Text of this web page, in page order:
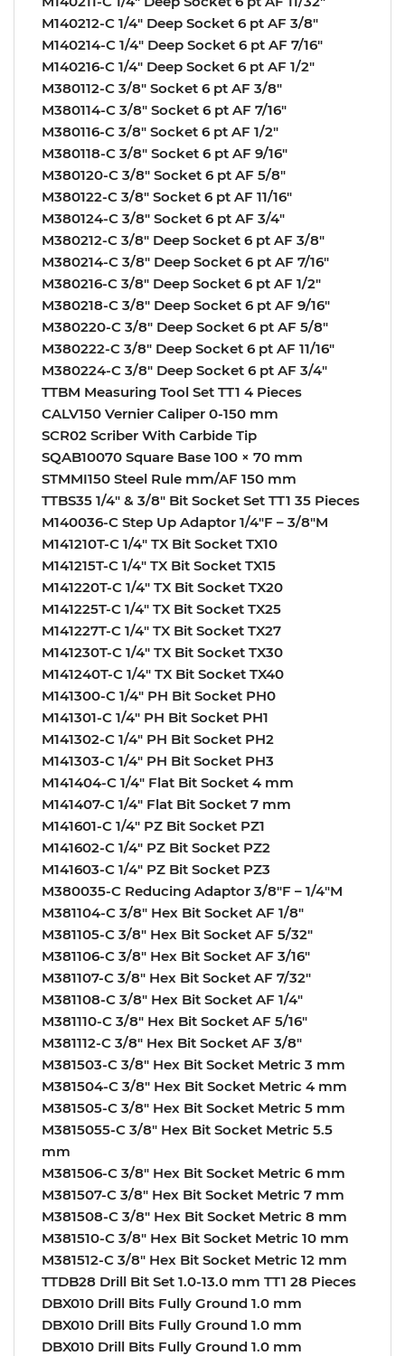
M140212-C 1/4″ Deep Socket 6 pt AF 3/8″
M140214-C 1/4″ Deep Socket 6 pt AF 7/16″
M140216-C 1/4″ Deep Socket 6 pt AF 1/2″
M380112-C 3/8″ Socket 6 pt AF 3/8″
M380114-C 3/8″ Socket 6 pt AF 7/16″
M380116-C 3/8″ Socket 6 pt AF 1/2″
M380118-C 3/8″ Socket 6 pt AF 9/16″
M380120-C 3/8″ Socket 6 pt AF 5/8″
M380122-C 3/8″ Socket 6 pt AF 11/16″
M380124-C 3/8″ Socket 6 pt AF 3/4″
M380212-C 3/8″ Deep Socket 6 pt AF 3/8″
M380214-C 3/8″ Deep Socket 6 pt AF 7/16″
M380216-C 3/8″ Deep Socket 6 pt AF 1/2″
M380218-C 3/8″ Deep Socket 6 pt AF 9/16″
M380220-C 3/8″ Deep Socket 6 pt AF 5/8″
M380222-C 3/8″ Deep Socket 6 pt AF 11/16″
M380224-C 3/8″ Deep Socket 6 pt AF 3/4″
TTBM Measuring Tool Set TT1 4 Pieces
CALV150 Vernier Caliper 0-150 mm
SCR02 Scriber With Carbide Tip
SQAB10070 Square Base 100 × 70 mm
STMMI150 Steel Rule mm/AF 150 mm
TTBS35 1/4″ & 3/8″ Bit Socket Set TT1 35 Pieces
M140036-C Step Up Adaptor 1/4″F – 3/8″M
M141210T-C 1/4″ TX Bit Socket TX10
M141215T-C 1/4″ TX Bit Socket TX15
M141220T-C 1/4″ TX Bit Socket TX20
M141225T-C 1/4″ TX Bit Socket TX25
M141227T-C 1/4″ TX Bit Socket TX27
M141230T-C 1/4″ TX Bit Socket TX30
M141240T-C 1/4″ TX Bit Socket TX40
M141300-C 1/4″ PH Bit Socket PH0
M141301-C 1/4″ PH Bit Socket PH1
M141302-C 1/4″ PH Bit Socket PH2
M141303-C 1/4″ PH Bit Socket PH3
M141404-C 1/4″ Flat Bit Socket 4 mm
M141407-C 1/4″ Flat Bit Socket 7 mm
M141601-C 1/4″ PZ Bit Socket PZ1
M141602-C 1/4″ PZ Bit Socket PZ2
M141603-C 1/4″ PZ Bit Socket PZ3
M380035-C Reducing Adaptor 3/8″F – 1/4″M
M381104-C 3/8″ Hex Bit Socket AF 1/8″
M381105-C 3/8″ Hex Bit Socket AF 5/32″
M381106-C 3/8″ Hex Bit Socket AF 3/16″
M381107-C 3/8″ Hex Bit Socket AF 7/32″
M381108-C 3/8″ Hex Bit Socket AF 1/4″
M381110-C 3/8″ Hex Bit Socket AF 5/16″
M381112-C 3/8″ Hex Bit Socket AF 3/8″
M381503-C 3/8″ Hex Bit Socket Metric 3 mm
M381504-C 3/8″ Hex Bit Socket Metric 4 mm
M381505-C 3/8″ Hex Bit Socket Metric 5 mm
M3815055-C 3/8″ Hex Bit Socket Metric 5.5
mm
M381506-C 3/8″ Hex Bit Socket Metric 6 mm
M381507-C 3/8″ Hex Bit Socket Metric 7 mm
M381508-C 3/8″ Hex Bit Socket Metric 8 mm
M381510-C 3/8″ Hex Bit Socket Metric 10 mm
M381512-C 3/8″ Hex Bit Socket Metric 12 mm
TTDB28 Drill Bit Set 1.0-13.0 mm TT1 28 Pieces
DBX010 Drill Bits Fully Ground 1.0 mm
DBX010 Drill Bits Fully Ground 1.0 mm
DBX010 Drill Bits Fully Ground 1.0 mm